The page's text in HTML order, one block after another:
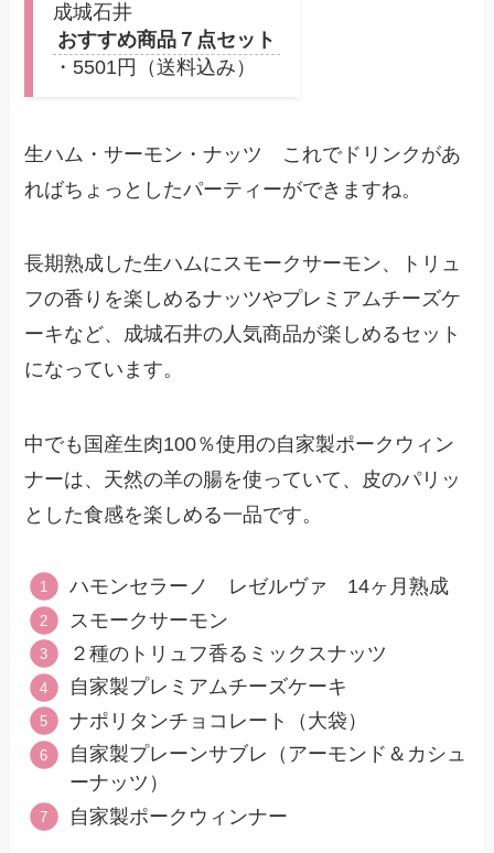
成城石井
おすすめ商品７点セット
・5501円（送料込み）
生ハム・サーモン・ナッツ これでドリンクがあ
ればちょっとしたパーティーができますね。
長期熟成した生ハムにスモークサーモン、トリュ
フの香りを楽しめるナッツやプレミアムチーズケ
ーキなど、成城石井の人気商品が楽しめるセット
になっています。
中でも国産生肉100％使用の自家製ポークウィン
ナーは、天然の羊の腸を使っていて、皮のパリッ
とした食感を楽しめる一品です。
ハモンセラーノ レゼルヴァ 14ヶ月熟成
スモークサーモン
２種のトリュフ香るミックスナッツ
自家製プレミアムチーズケーキ
ナポリタンチョコレート（大袋）
自家製プレーンサブレ（アーモンド＆カシュ
ーナッツ）
自家製ポークウィンナー